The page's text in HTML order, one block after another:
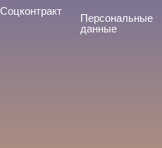
Соцконтракт
Персональные
данные